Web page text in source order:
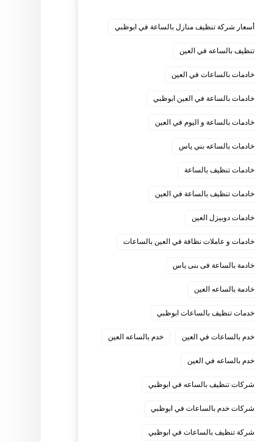
أسعار شركة تنظيف منازل بالساعة في ابوظبي
تنظيف بالساعه في العين
خادمات بالساعات في العين
خادمات بالساعة في العين ابوظبي
خادمات بالساعة و اليوم في العين
خادمات بالساعه بني ياس
خادمات تنظيف بالساعة
خادمات تنظيف بالساعة في العين
خادمات دوبيزل العين
خادمات و عاملات نظافة في العين بالساعات
خادمة بالساعة فى بنى ياس
خادمة بالساعه العين
خدمات تنظيف بالساعات ابوظبي
خدم بالساعات في العين خدم بالساعه العين
خدم بالساعه في العين
شركات تنظيف بالساعه في ابوظبي
شركات خدم بالساعات في ابوظبي
شركة تنظيف بالساعات في ابوظبي